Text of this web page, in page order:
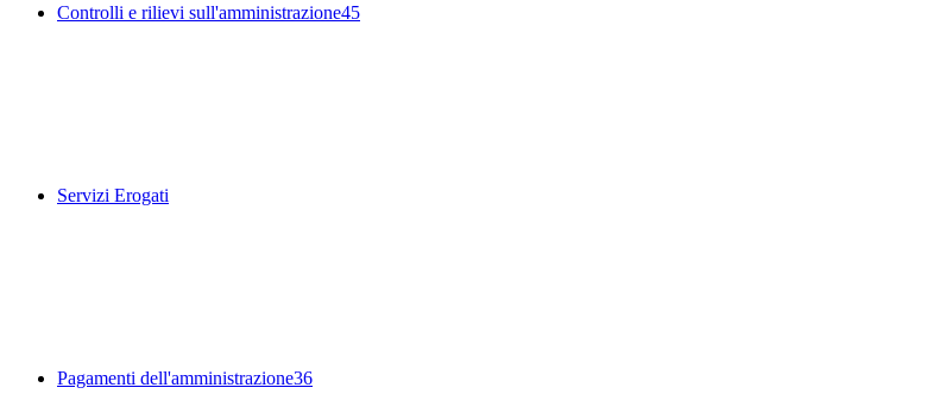
Controlli e rilievi sull'amministrazione45
Servizi Erogati
Pagamenti dell'amministrazione36